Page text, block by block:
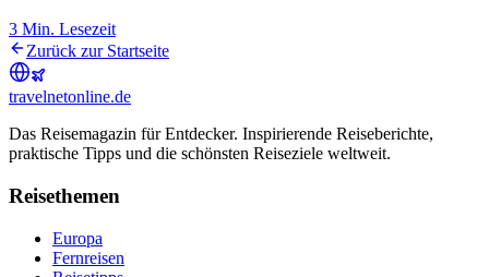
3 Min. Lesezeit
Zurück zur Startseite
travelnetonline.de
Das Reisemagazin für Entdecker. Inspirierende Reiseberichte,
praktische Tipps und die schönsten Reiseziele weltweit.
Reisethemen
Europa
Fernreisen